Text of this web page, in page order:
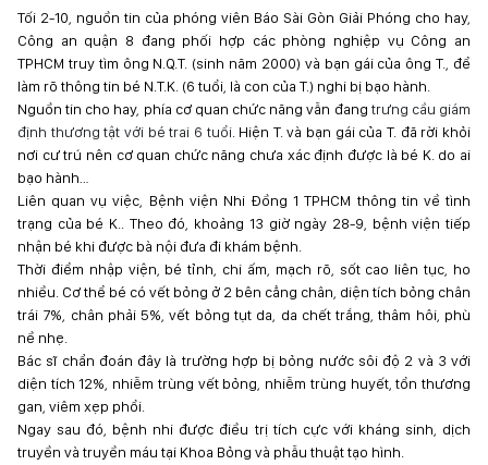
Tối 2-10, nguồn tin của phóng viên Báo Sài Gòn Giải Phóng cho hay,
Công an quận 8 đang phối hợp các phòng nghiệp vụ Công an
TPHCM truy tìm ông N.Q.T. (sinh năm 2000) và bạn gái của ông T., để
làm rõ thông tin bé N.T.K. (6 tuổi, là con của T.) nghi bị bạo hành.
Nguồn tin cho hay, phía cơ quan chức năng vẫn đang trưng cầu giám
định thương tật với bé trai 6 tuổi. Hiện T. và bạn gái của T. đã rời khỏi
nơi cư trú nên cơ quan chức năng chưa xác định được là bé K. do ai
bạo hành…
Liên quan vụ việc, Bệnh viện Nhi Đồng 1 TPHCM thông tin về tình
trạng của bé K.. Theo đó, khoảng 13 giờ ngày 28-9, bệnh viện tiếp
nhận bé khi được bà nội đưa đi khám bệnh.
Thời điểm nhập viện, bé tỉnh, chi ấm, mạch rõ, sốt cao liên tục, ho
nhiều. Cơ thể bé có vết bỏng ở 2 bên cẳng chân, diện tích bỏng chân
trái 7%, chân phải 5%, vết bỏng tụt da, da chết trắng, thâm hôi, phù
nề nhẹ.
Bác sĩ chẩn đoán đây là trường hợp bị bỏng nước sôi độ 2 và 3 với
diện tích 12%, nhiễm trùng vết bỏng, nhiễm trùng huyết, tổn thương
gan, viêm xẹp phổi.
Ngay sau đó, bệnh nhi được điều trị tích cực với kháng sinh, dịch
truyền và truyền máu tại Khoa Bỏng và phẫu thuật tạo hình.